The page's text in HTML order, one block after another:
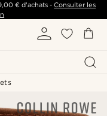
€d'achats -Consulter les